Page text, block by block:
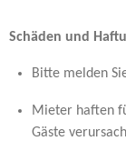
Schäden und
Bitte melden
Mieter haften
Gäste